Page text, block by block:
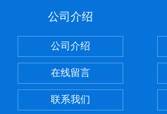
公司介绍
公司介绍
在线留言
联系我们